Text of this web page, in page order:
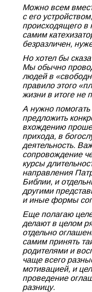
Можно всем
с его
происходящего в
самим
безразличен,
Но хотел бы
Мы обычно
людей в
правило этого
жизни в итоге не
А нужно
предложить
вхождению
прихода, в
деятельность.
сопровождение
курсы
направления
Библии, и
другими
и иные формы
Еще полагаю
делают в целом
отдельно
самим принять
родителями и
чаще всего
мотивацией, и
проведение
разницу.